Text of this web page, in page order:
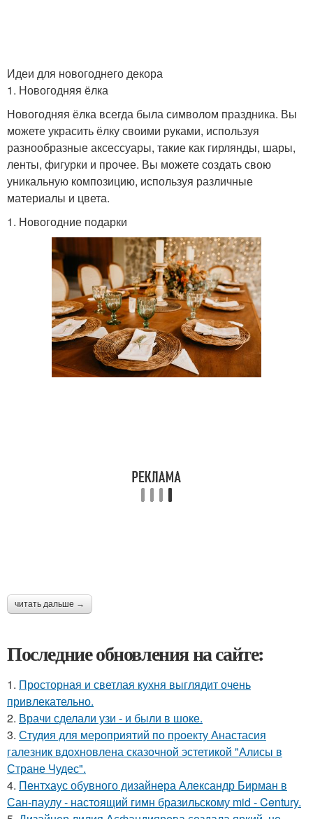
Идеи для новогоднего декора
1. Новогодняя ёлка
Новогодняя ёлка всегда была символом праздника. Вы
можете украсить ёлку своими руками, используя
разнообразные аксессуары, такие как гирлянды, шары,
ленты, фигурки и прочее. Вы можете создать свою
уникальную композицию, используя различные
материалы и цвета.
1. Новогодние подарки
читать дальше →
Последние обновления на сайте:
1. Просторная и светлая кухня выглядит очень
привлекательно.
2. Врачи сделали узи - и были в шоке.
3. Студия для мероприятий по проекту Анастасия
галезник вдохновлена сказочной эстетикой "Алисы в
Стране Чудес".
4. Пентхаус обувного дизайнера Александр Бирман в
Сан-паулу - настоящий гимн бразильскому mid - Century.